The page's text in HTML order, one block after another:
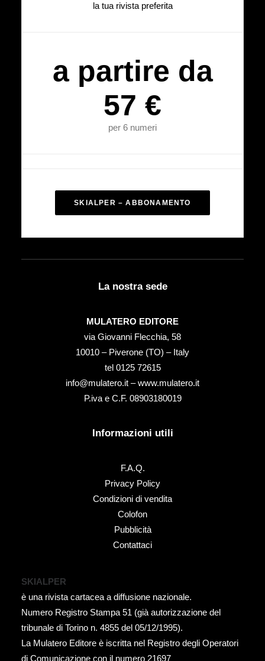
la tua rivista preferita
a partire da
57 €
per 6 numeri
SKIALPER – ABBONAMENTO
La nostra sede
MULATERO EDITORE
via Giovanni Flecchia, 58
10010 – Piverone (TO) – Italy
tel ‭0125 72615‬
info@mulatero.it –www.mulatero.it
P.iva e C.F. 08903180019
Informazioni utili
F.A.Q.
Privacy Policy
Condizioni di vendita
Colofon
Pubblicità
Contattaci
SKIALPER
è una rivista cartacea a diffusione nazionale.
Numero Registro Stampa 51 (già autorizzazione del
tribunale di Torino n. 4855 del 05/12/1995).
La Mulatero Editore è iscritta nel Registro degli Operatori
di Comunicazione con il numero 21697